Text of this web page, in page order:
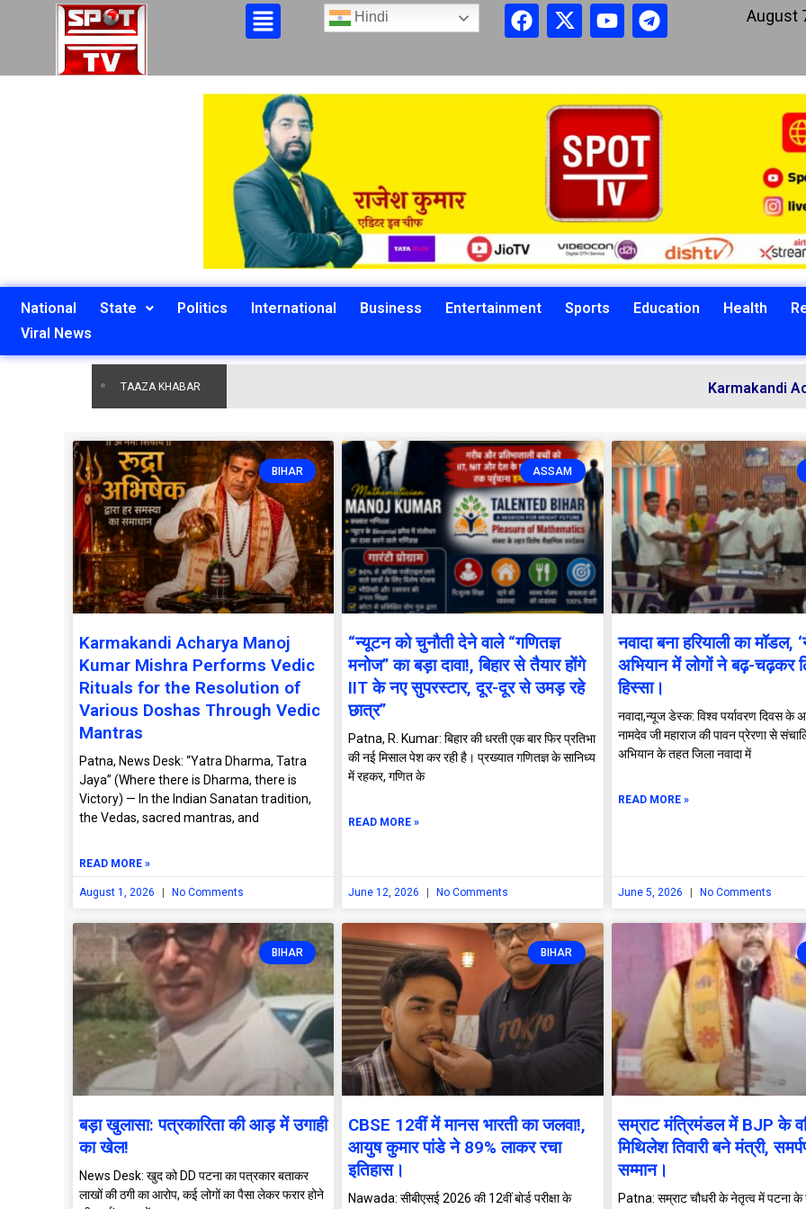
Hindi August
National State Politics International Business Entertainment Sports Education Health
Viral News
TAAZA KHABAR Karmakandi Acharya
BIHAR
Karmakandi Acharya Manoj
Kumar Mishra Performs Vedic
Rituals for the Resolution of
Various Doshas Through Vedic
Mantras
Patna, News Desk: “Yatra Dharma, Tatra
Jaya” (Where there is Dharma, there is
Victory) — In the Indian Sanatan tradition,
the Vedas, sacred mantras, and
READ MORE »
August 1, 2026 No Comments
ASSAM
“न्यूटन को चुनौती देने वाले “गणितज्ञ
मनोज” का बड़ा दावा!, बिहार से तैयार होंगे
IIT के नए सुपरस्टार, दूर-दूर से उमड़ रहे
छात्र”
Patna, R. Kumar: बिहार की धरती एक बार फिर प्रतिभा
की नई मिसाल पेश कर रही है। प्रख्यात गणितज्ञ के सानिध्य
में रहकर, गणित के
READ MORE »
June 12, 2026 No Comments
नवादा बना हरियाली का मॉडल,
अभियान में लोगों ने बढ़-चढ़कर
हिस्सा।
नवादा,न्यूज डेस्क: विश्व पर्यावरण दिवस के
नामदेव जी महाराज की पावन प्रेरणा से
अभियान के तहत जिला नवादा में
READ MORE »
June 5, 2026 No Comments
BIHAR
बड़ा खुलासा: पत्रकारिता की आड़ में उगाही
का खेल!
News Desk: खुद को DD पटना का पत्रकार बताकर
लाखों की ठगी का आरोप, कई लोगों का पैसा लेकर फरार होने
BIHAR
CBSE 12वीं में मानस भारती का जलवा!,
आयुष कुमार पांडे ने 89% लाकर रचा
इतिहास।
Nawada: सीबीएसई 2026 की 12वीं बोर्ड परीक्षा के
सम्राट मंत्रिमंडल में BJP के
मिथिलेश तिवारी बने मंत्री,
सम्मान।
Patna: सम्राट चौधरी के नेतृत्व में पटना के